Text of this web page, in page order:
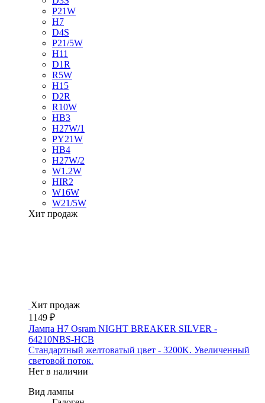
P21W
H7
D4S
P21/5W
H11
D1R
R5W
H15
D2R
R10W
HB3
H27W/1
PY21W
HB4
H27W/2
W1.2W
HIR2
W16W
W21/5W
Хит продаж
Хит продаж
1149 ₽
Лампа H7 Osram NIGHT BREAKER SILVER -
64210NBS-HCB
Стандартный желтоватый цвет - 3200K. Увеличенный
световой поток.
Нет в наличии
Вид лампы